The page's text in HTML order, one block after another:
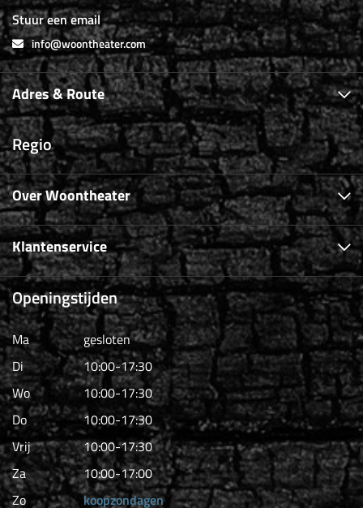
Stuur een email
info@woontheater.com
Adres & Route
Regio
Over Woontheater
Klantenservice
Openingstijden
Ma
gesloten
Di
10:00-17:30
Wo
10:00-17:30
Do
10:00-17:30
Vrij
10:00-17:30
Za
10:00-17:00
Zo
koopzondagen